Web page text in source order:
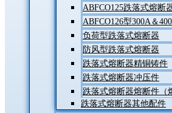
ABFCO125跌落式熔断
ABFCO126型300A＆
负荷型跌落式熔断器
防风型跌落式熔断器
跌落式熔断器精铜铸件
跌落式熔断器冲压件
跌落式熔断器熔断件（
跌落式熔断器其他配件